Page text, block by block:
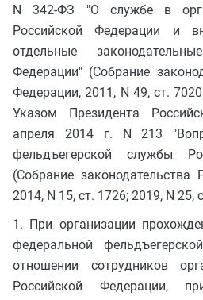
N 342-ФЗ "О службе в
Российской Федерации и
отдельные
Федерации" (Собрание
Федерации, 2011, N 49, ст.
Указом Президента
апреля 2014 г. N 213
фельдъегерской службы
(Собрание законодательства
2014, N 15, ст. 1726; 2019, N
1. При организации
федеральной
отношении сотрудников
Российской Федерации,